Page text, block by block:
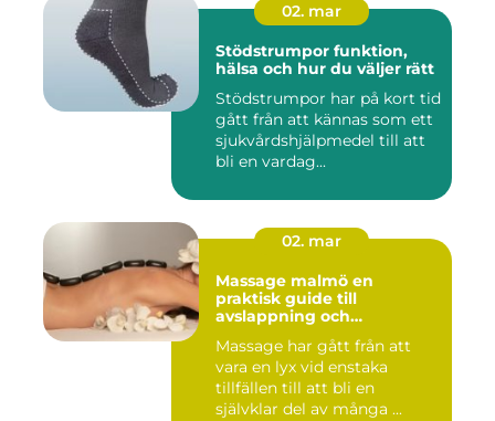
02. mar
Stödstrumpor funktion,
hälsa och hur du väljer rätt
Stödstrumpor har på kort tid
gått från att kännas som ett
sjukvårdshjälpmedel till att
bli en vardag...
02. mar
Massage malmö en
praktisk guide till
avslappning och
Massage har gått från att
vara en lyx vid enstaka
tillfällen till att bli en
självklar del av många ...